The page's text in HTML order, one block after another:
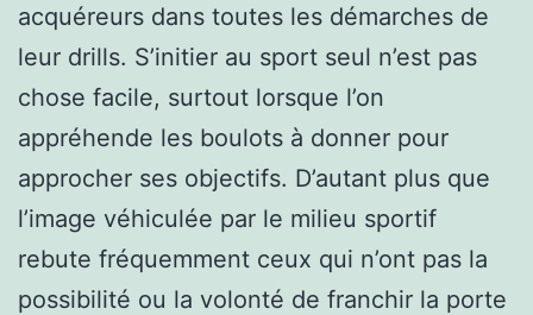
acquéreurs dans toutes les démarches de
leur drills. S’initier au sport seul n’est pas
chose facile, surtout lorsque l’on
appréhende les boulots à donner pour
approcher ses objectifs. D’autant plus que
l’image véhiculée par le milieu sportif
rebute fréquemment ceux qui n’ont pas la
possibilité ou la volonté de franchir la porte